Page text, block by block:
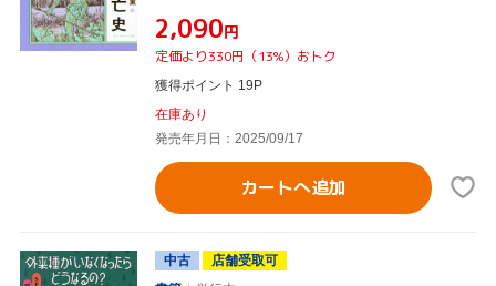
¥2,090円
定価より330円（13%）おトク
獲得ポイント 19P
在庫あり
発売年月日：2025/09/17
カートへ追加
中古
店舗受取可